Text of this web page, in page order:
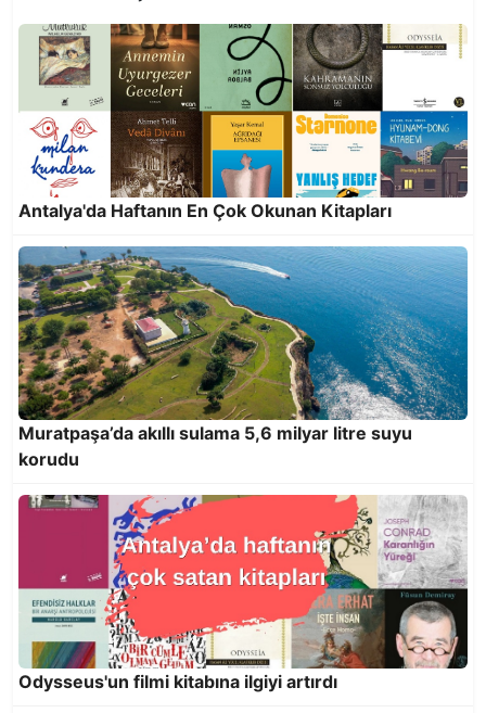
On yılda 25 milyon 818 bin 921 kilogram atık
ekonomiye kazandırıldı
Altın Portakal’da Onur Ödülleri Menderes
Antalya'da Haftanın En Çok Okunan Kitapları
Muratpaşa’da akıllı sulama 5,6 milyar litre suyu
korudu
Odysseus'un filmi kitabına ilgiyi artırdı